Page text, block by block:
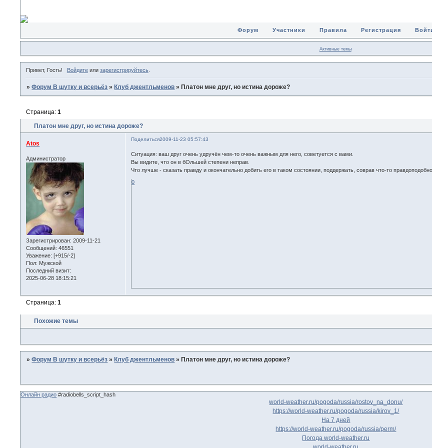
Форум Участники Правила Регистрация
Активные темы
Привет, Гость! Войдитеили зарегистрируйтесь.
»Форум В шутку и всерьёз » Клуб джентльменов » Платон мне друг, но истина дороже?
Платон мне друг, но истина дороже?
Страница:1
Поделиться2009-11-23 05:57:43
Atos
Администратор
Зарегистрирован: 2009-11-21
Сообщений: 46551
Уважение: [+915/-2]
Пол: Мужской
Последний визит:
2025-06-28 18:15:21
Ситуация: ваш друг очень удручён чем-то очень важным для него, советуется с вами.
Вы видите, что он в бОльшей степени неправ.
Что лучше - сказать правду и окончательно добить его в таком состоянии, поддержать, соврав что-то
0
Страница:1
Похожие темы
»Форум В шутку и всерьёз » Клуб джентльменов » Платон мне друг, но истина дороже?
Онлайн радио #radiobells_script_hash
world-weather.ru/pogoda/russia/rostov_na_donu/
https://world-weather.ru/pogoda/russia/kirov_1/
На 7 дней
https://world-weather.ru/pogoda/russia/perm/
Погода world-weather.ru